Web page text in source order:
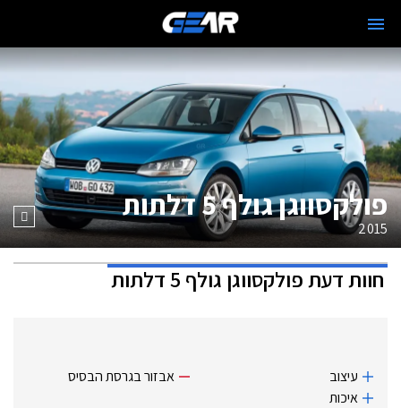
פולקסווגן גולף 5 דלתות
2015
חוות דעתפולקסווגן גולף 5 דלתות
עיצוב
איכות
אבזור בגרסת הבסיס